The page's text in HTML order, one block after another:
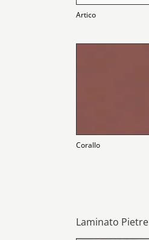
Artico
Corallo
Laminato Pietre